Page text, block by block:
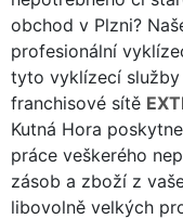
obchod v Plzni?
profesionální
tyto vyklízecí
franchisové sítě
Kutná Hora
práce veškerého
zásob a zboží z
libovolně velkých